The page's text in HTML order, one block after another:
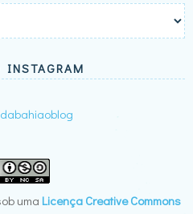
uma Licença Creative Commons